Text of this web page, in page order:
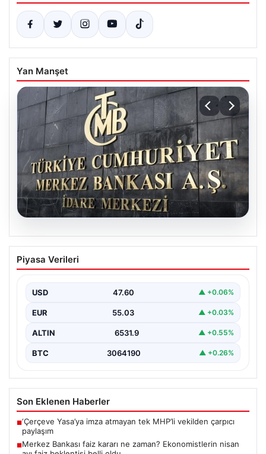
Yan Manşet
Merkez Bankası faiz kararı ne zaman?
Ekonomistlerin nisan ayı faiz beklentisi
Piyasa Verileri
USD 47.60 ▲ +0.06%
EUR 55.03 ▲ +0.03%
ALTIN 6531.9 ▲ +0.55%
BTC 3064190 ▲ +0.26%
Son Eklenen Haberler
■‘Çerçeve Yasa’ya imza atmayan tek MHP’li vekilden çarpıcı
paylaşım
■Merkez Bankası faiz kararı ne zaman? Ekonomistlerin nisan